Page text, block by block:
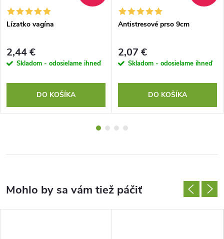
Lízatko vagína
2,44 €
Skladom - odosielame ihneď
DO KOŠÍKA
Antistresové prso 9cm
2,07 €
Skladom - odosielame ihneď
DO KOŠÍKA